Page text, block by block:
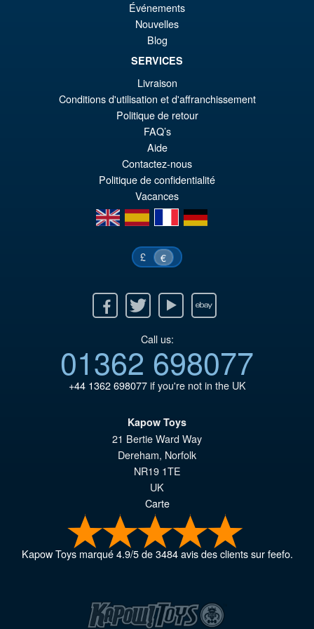
S.H.Figuarts Yu Yu Hakusho
Hiei Action Figure
PRE ORDENA
Événements
Nouvelles
Blog
SERVICES
Livraison
Conditions d'utilisation et d'affranchissement
Politique de retour
FAQ’s
Aide
Contactez-nous
Politique de confidentialité
Vacances
en
es fr de
£ €
Twitter Youtube Ebay
Call us:
01362 698077
+44 1362 698077if you're not in the UK
Kapow Toys
21 Bertie Ward Way
Dereham, Norfolk
NR19 1TE
UK
Carte
Kapow Toysmarqué4.9/5de3484avis des clients sur feefo.